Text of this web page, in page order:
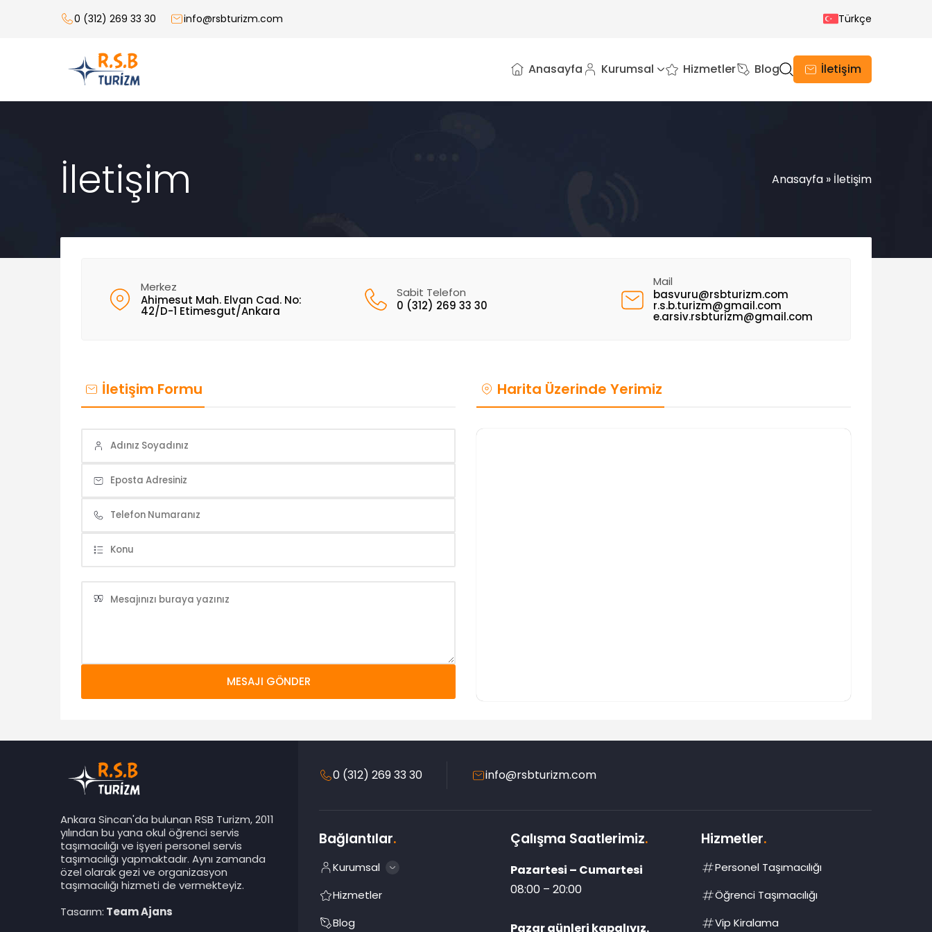
0 (312) 269 33 30 info@rsbturizm.com Türkçe
Anasayfa Kurumsal Hizmetler Blog İletişim
İletişim Anasayfa » İletişim
Merkez
Ahimesut Mah. Elvan Cad. No:
42/D-1 Etimesgut/Ankara
Sabit Telefon
0 (312) 269 33 30
Mail
basvuru@rsbturizm.com
r.s.b.turizm@gmail.com
e.arsiv.rsbturizm@gmail.com
İletişim Formu Harita Üzerinde Yerimiz
Ankara Sincan'da bulunan RSB Turizm, 2011
yılından bu yana okul öğrenci servis
taşımacılığı ve işyeri personel servis
taşımacılığı yapmaktadır. Aynı zamanda
özel olarak gezi ve organizasyon
taşımacılığı hizmeti de vermekteyiz.
Tasarım: Team Ajans
0 (312) 269 33 30 info@rsbturizm.com
Bağlantılar.
Kurumsal
Hizmetler
Blog
Çalışma Saatlerimiz.
Pazartesi – Cumartesi
08:00 – 20:00
Pazar günleri kapalıyız.
Hizmetler.
Personel Taşımacılığı
Öğrenci Taşımacılığı
Vip Kiralama